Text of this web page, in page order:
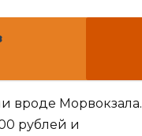
вроде Морвокзала.
рублей и